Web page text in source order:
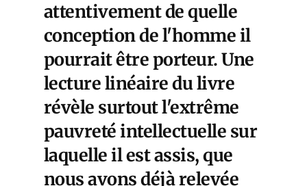
attentivement de quelle
conception de l'homme il
pourrait être porteur. Une
lecture linéaire du livre
révèle surtout l'extrême
pauvreté intellectuelle sur
laquelle il est assis, que
nous avons déjà relevée